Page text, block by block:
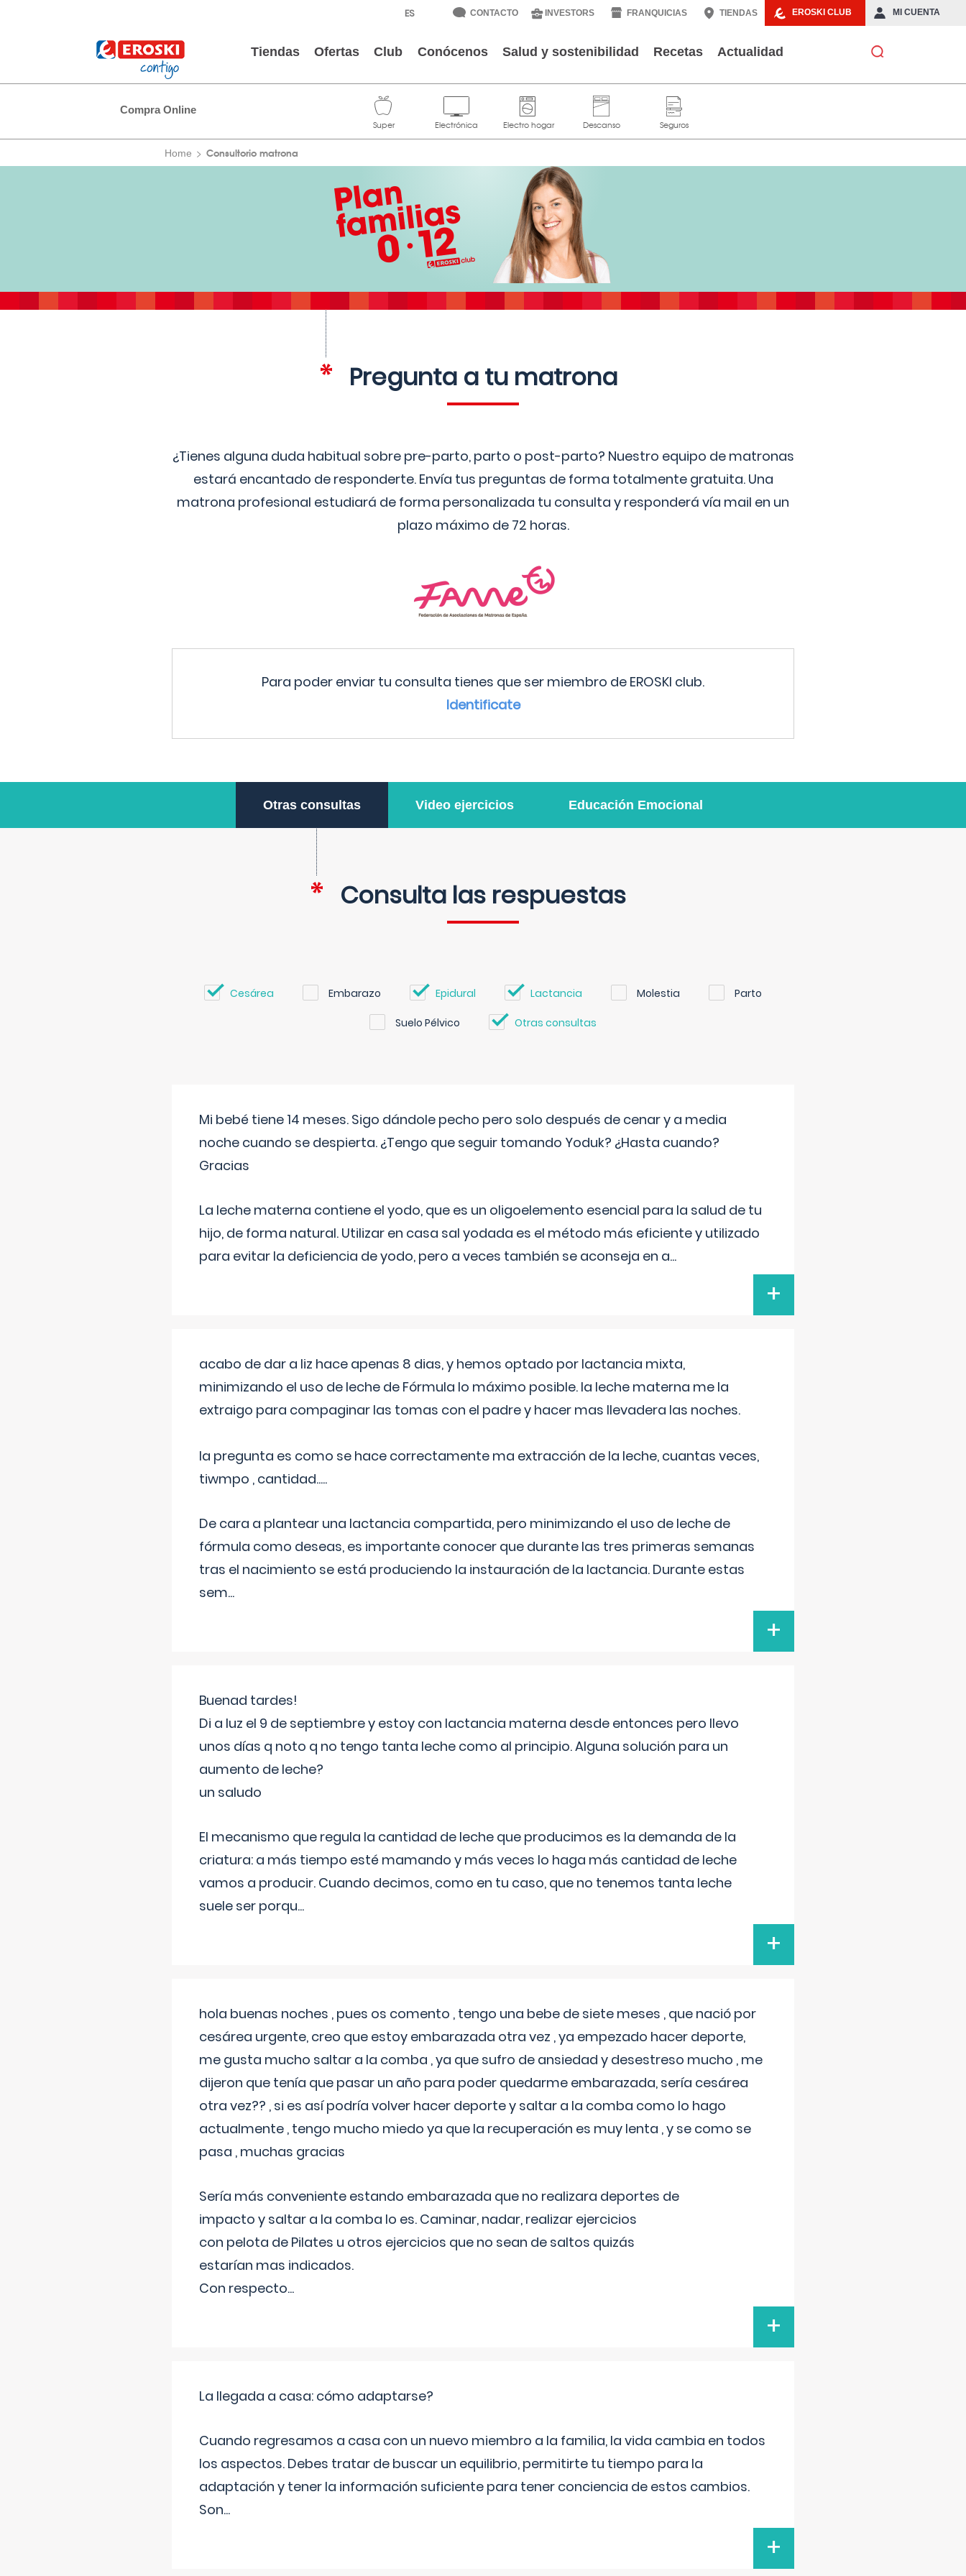
EROSKI CLUB MI CUENTA
CONTACTO INVESTORS FRANQUICIAS TIENDAS
Tiendas Ofertas Club Conócenos Salud y sostenibilidad Recetas Actualidad
Compra Online
Home Consultorio matrona
Pregunta a tu matrona
¿Tienes alguna duda habitual sobre pre-parto, parto o post-parto? Nuestro equipo de matronas
estará encantado de responderte. Envía tus preguntas de forma totalmente gratuita. Una
matrona profesional estudiará de forma personalizada tu consulta y responderá vía mail en un
plazo máximo de 72 horas.
Para poder enviar tu consulta tienes que ser miembro de EROSKI club.
Identificate
Otras consultas Video ejercicios Educación Emocional
Consulta las respuestas
Cesárea Embarazo Epidural Lactancia Molestia Parto
Suelo Pélvico Otras consultas
Mi bebé tiene 14 meses. Sigo dándole pecho pero solo después de cenar y a media
noche cuando se despierta. ¿Tengo que seguir tomando Yoduk? ¿Hasta cuando?
Gracias
La leche materna contiene el yodo, que es un oligoelemento esencial para la salud de tu
hijo, de forma natural. Utilizar en casa sal yodada es el método más eficiente y utilizado
para evitar la deficiencia de yodo, pero a veces también se aconseja en a...
+
acabo de dar a liz hace apenas 8 dias, y hemos optado por lactancia mixta,
minimizando el uso de leche de Fórmula lo máximo posible. la leche materna me la
extraigo para compaginar las tomas con el padre y hacer mas llevadera las noches.
la pregunta es como se hace correctamente ma extracción de la leche, cuantas veces,
tiwmpo , cantidad.....
De cara a plantear una lactancia compartida, pero minimizando el uso de leche de
fórmula como deseas, es importante conocer que durante las tres primeras semanas
tras el nacimiento se está produciendo la instauración de la lactancia. Durante estas
sem...
+
Buenad tardes!
Di a luz el 9 de septiembre y estoy con lactancia materna desde entonces pero llevo
unos días q noto q no tengo tanta leche como al principio. Alguna solución para un
aumento de leche?
un saludo
El mecanismo que regula la cantidad de leche que producimos es la demanda de la
criatura: a más tiempo esté mamando y más veces lo haga más cantidad de leche
vamos a producir. Cuando decimos, como en tu caso, que no tenemos tanta leche
suele ser porqu...
+
hola buenas noches , pues os comento , tengo una bebe de siete meses , que nació por
cesárea urgente, creo que estoy embarazada otra vez , ya empezado hacer deporte,
me gusta mucho saltar a la comba , ya que sufro de ansiedad y desestreso mucho , me
dijeron que tenía que pasar un año para poder quedarme embarazada, sería cesárea
otra vez?? , si es así podría volver hacer deporte y saltar a la comba como lo hago
actualmente , tengo mucho miedo ya que la recuperación es muy lenta , y se como se
pasa , muchas gracias
Sería más conveniente estando embarazada que no realizara deportes de
impacto y saltar a la comba lo es. Caminar, nadar, realizar ejercicios
con pelota de Pilates u otros ejercicios que no sean de saltos quizás
estarían mas indicados.
Con respecto...
+
La llegada a casa: cómo adaptarse?
Cuando regresamos a casa con un nuevo miembro a la familia, la vida cambia en todos
los aspectos. Debes tratar de buscar un equilibrio, permitirte tu tiempo para la
adaptación y tener la información suficiente para tener conciencia de estos cambios.
Son...
+